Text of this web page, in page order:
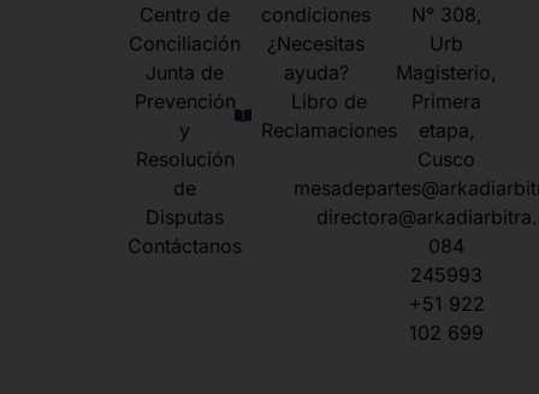
Centro de
Conciliación
Junta de
Prevención
y
Resolución
de
Disputas
Contáctanos
condiciones
¿Necesitas
ayuda?
Libro de
Reclamaciones
N° 308,
Urb
Magisterio,
Primera
etapa,
Cusco
084
245993
+51 922
102 699